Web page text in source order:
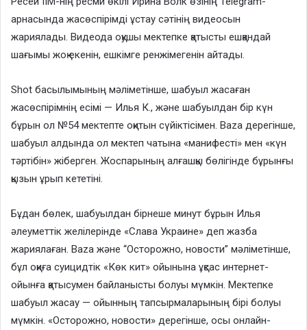
арнасында жасөспірімді ұстау сәтінің видеосын
жариялады. Видеода оқушы мектепке қатысты ешқандай
шағымы жоқ екенін, ешкімге ренжімегенін айтады.
Shot басылымының мәліметінше, шабуыл жасаған
жасөспірімнің есімі — Илья К., және шабуылдан бір күн
бұрын ол №54 мектепте оқитын сүйіктісімен. Baza дерегінше,
шабуыл алдында ол мектеп чатына «манифесті» мен «күн
тәртібін» жіберген. Жоспарының алғашқы бөлігінде бұрынғы
қызын ұрып кететіні.
Бұдан бөлек, шабуылдан бірнеше минут бұрын Илья
әлеуметтік желілерінде «Слава Украине» деп жазба
жариялаған. Baza және “Осторожно, новости” мәліметінше,
бұл оқиға суицидтік «Көк кит» ойынына ұқсас интернет-
ойынға қатысумен байланысты болуы мүмкін. Мектепке
шабуыл жасау — ойынның тапсырмаларының бірі болуы
мүмкін. «Осторожно, новости» дерегінше, осы онлайн-